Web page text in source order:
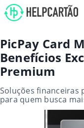
PicPay Card
Benefícios
Premium
Soluções financeiras
para quem busca